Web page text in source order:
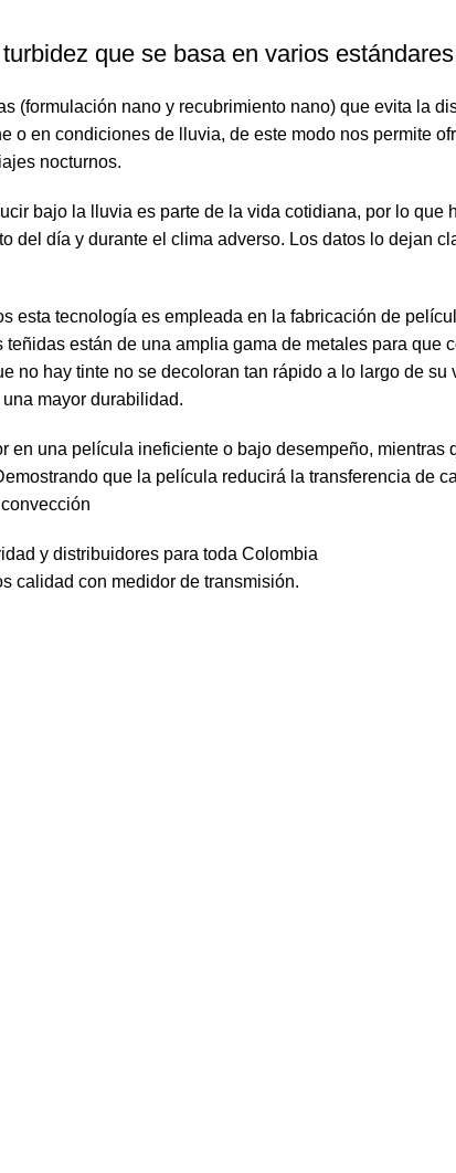
que se basa en varios
(formulación nano y recubrimiento nano) que evita la
en condiciones de lluvia, de este modo nos permite
nocturnos.
bajo la lluvia es parte de la vida cotidiana, por lo que
del día y durante el clima adverso. Los datos lo dejan
esta tecnología es empleada en la fabricación de
están de una amplia gama de metales para que
no hay tinte no se decoloran tan rápido a lo largo de su
mayor durabilidad.
una película ineficiente o bajo desempeño, mientras
que la película reducirá la transferencia de
y distribuidores para toda Colombia
calidad con medidor de transmisión.